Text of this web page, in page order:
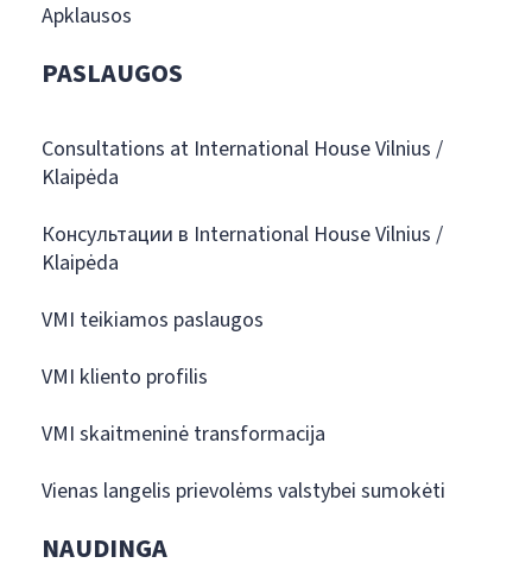
Apklausos
PASLAUGOS
Consultations at International House Vilnius /
Klaipėda
Консультации в International House Vilnius /
Klaipėda
VMI teikiamos paslaugos
VMI kliento profilis
VMI skaitmeninė transformacija
Vienas langelis prievolėms valstybei sumokėti
NAUDINGA